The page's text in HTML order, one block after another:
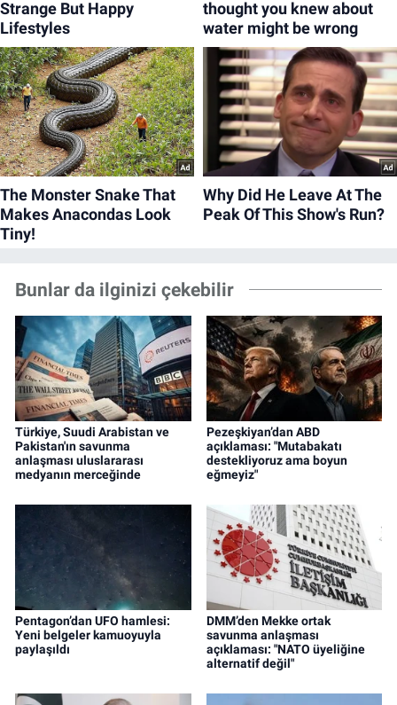
Bunlar da ilginizi çekebilir
Türkiye, Suudi Arabistan ve
Pakistan'ın savunma
anlaşması uluslararası
medyanın merceğinde
Pezeşkiyan’dan ABD
açıklaması: "Mutabakatı
destekliyoruz ama boyun
eğmeyiz"
Pentagon’dan UFO hamlesi:
Yeni belgeler kamuoyuyla
paylaşıldı
DMM’den Mekke ortak
savunma anlaşması
açıklaması: "NATO üyeliğine
alternatif değil"